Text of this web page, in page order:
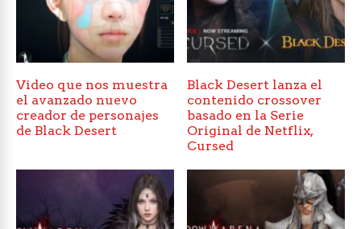
Video que nos muestra
el avanzado nuevo
creador de personajes
de Black Desert
Black Desert lanza el
contenido crossover
basado en la Serie
Original de Netflix,
Cursed